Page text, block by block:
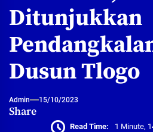
Ditunjukkan
Dusun Tlogo
Admin 15/10/2023
Share
Read Time: 1 Minute,